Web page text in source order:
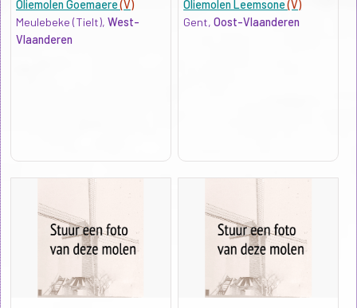
Oliemolen Goemaere(V)
Meulebeke (Tielt), West-
Vlaanderen
Oliemolen Leemsone(V)
Gent,Oost-Vlaanderen